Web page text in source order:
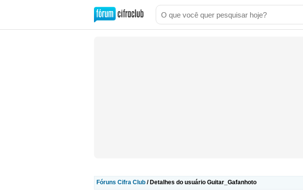
Fóruns Cifra Club / Detalhes do usuário Guitar_Gafanhoto